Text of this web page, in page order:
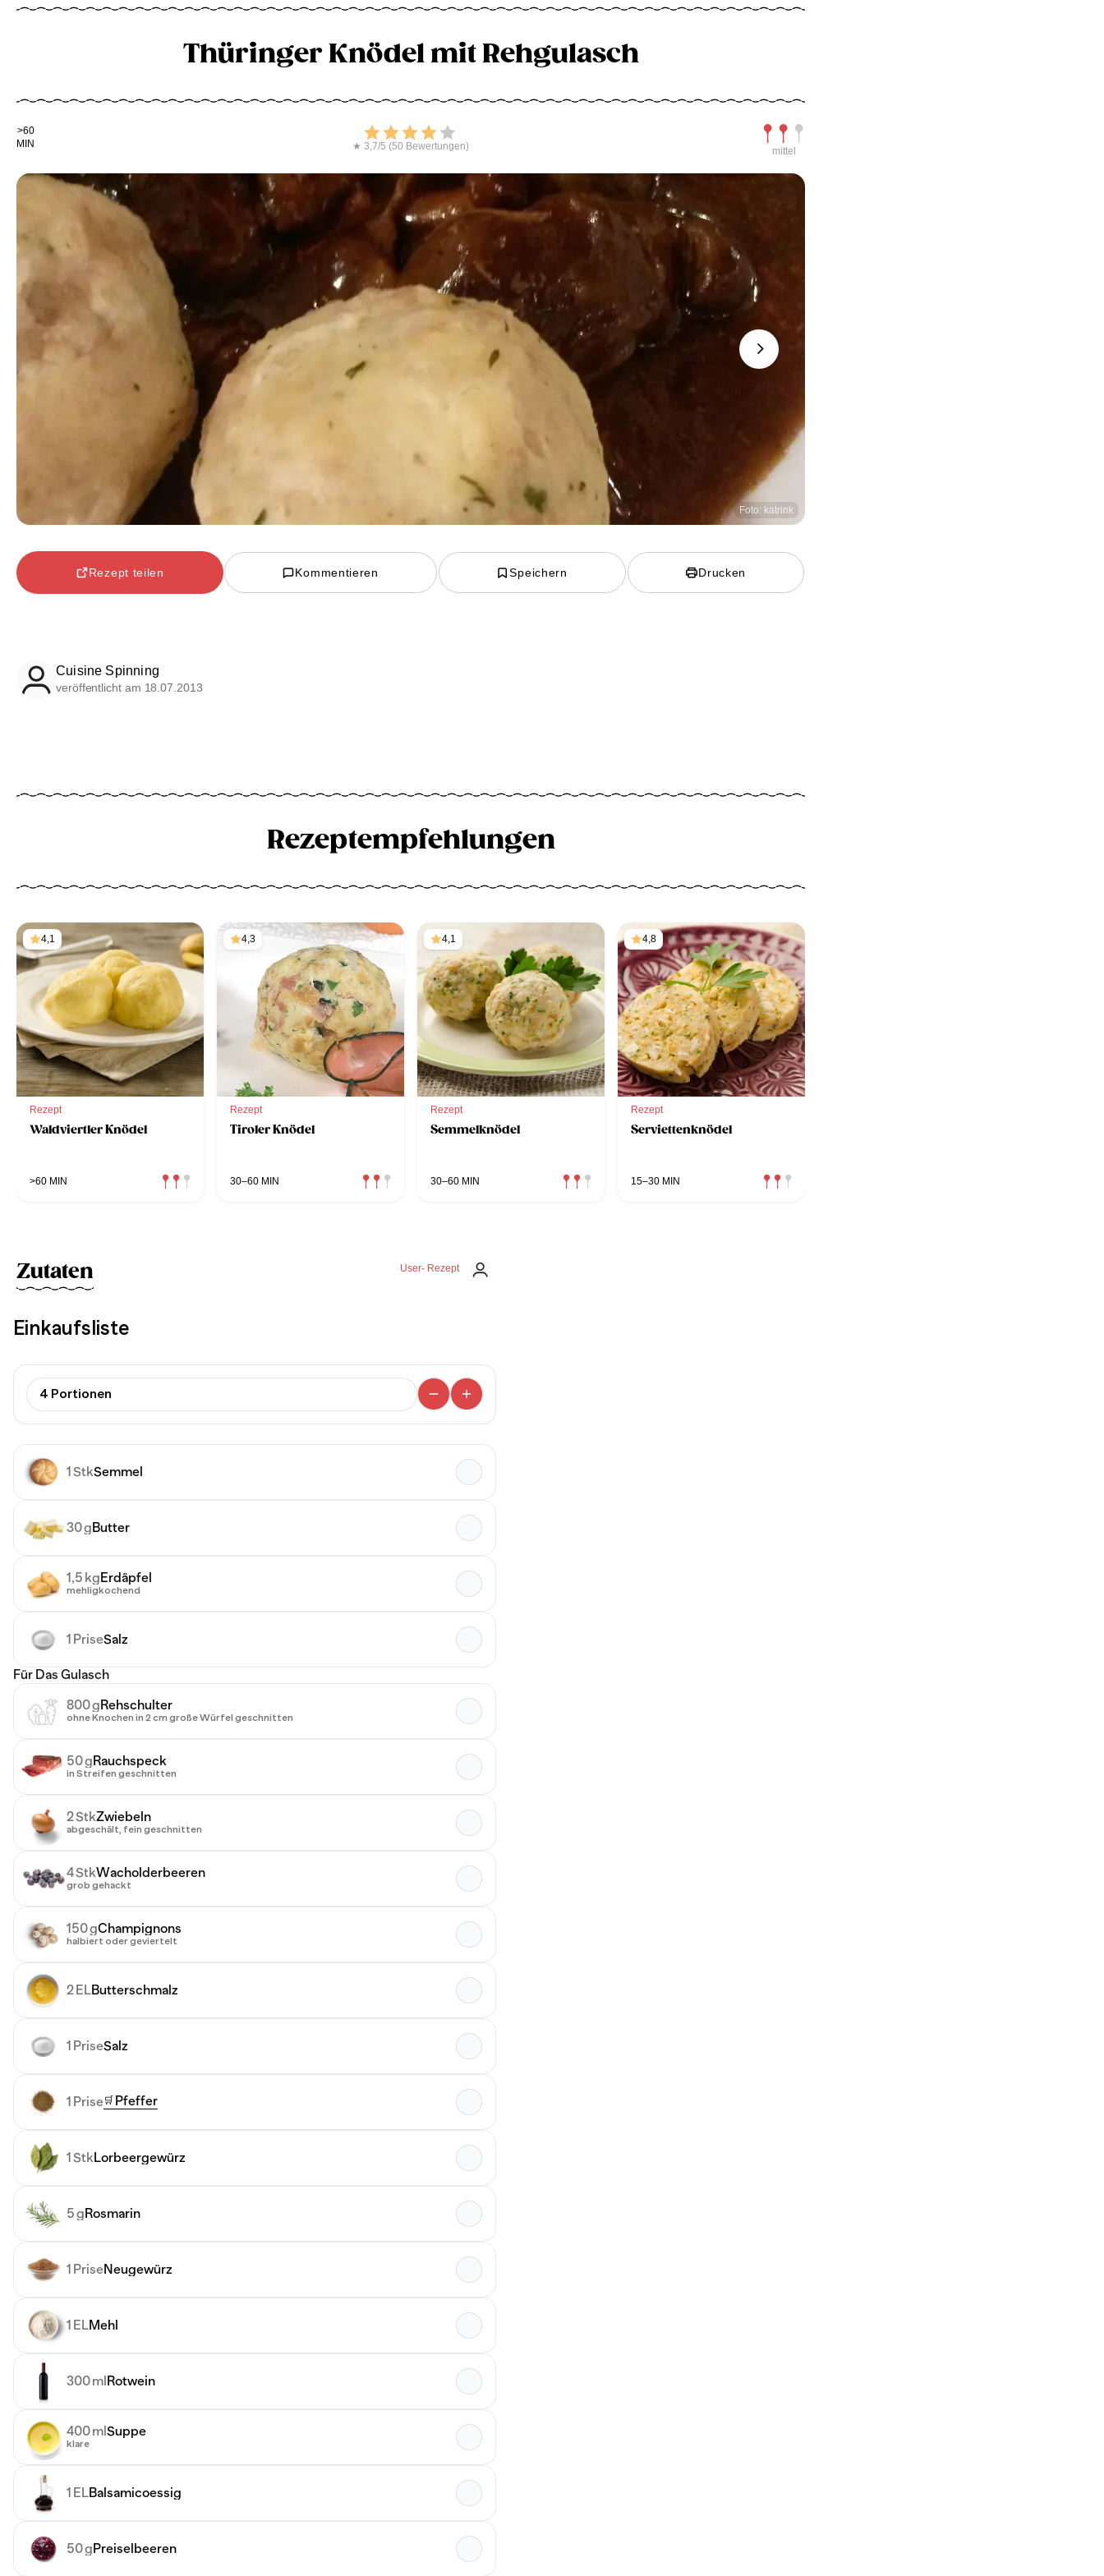
Thüringer Knödel mit Rehgulasch
Kochdauer
>60
MIN
Bewerten
★ 3,7/5 (50 Bewertungen)
Schwierigkeit
mittel
Foto: katrink
Next
Rezept teilen Kommentieren Speichern Drucken
Cuisine Spinning
veröffentlicht am 18.07.2013
Rezeptempfehlungen
4,1
Rezept
Waldviertler Knödel
>60 MIN
4,3
Rezept
Tiroler Knödel
30–60 MIN
4,1
Rezept
Semmelknödel
30–60 MIN
4,8
Rezept
Serviettenknödel
15–30 MIN
User- Rezept
Zutaten